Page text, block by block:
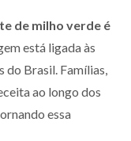
de milho verde é
está ligada às
do Brasil. Famílias,
ao longo dos
essa